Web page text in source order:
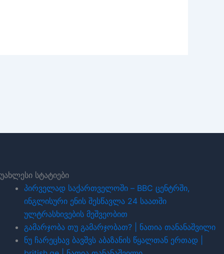
უახლესი სტატიები
პირველად საქართველოში – BBC ცენტრში,
ინგლისური ენის შესწავლა 24 საათში
ულტრასხივების მეშვეობით
გამარჯობა თუ გამარჯობათ? | ნათია თანანაშვილი
ნუ ჩარეცხავ ბავშვს აბაზანის წყალთან ერთად |